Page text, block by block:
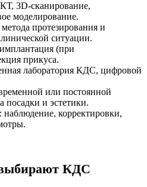
3D-сканирование,
моделирование.
протезирования и
ситуации.
(при
прикуса.
лаборатория КДС, цифровой
или постоянной
посадки и эстетики.
наблюдение, корректировки,
КДС